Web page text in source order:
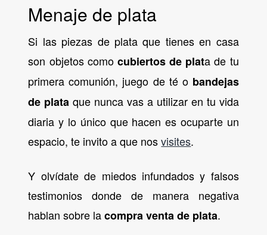
Menaje de plata
Si las piezas de plata que tienes en casa
son objetos como cubiertos de plata de tu
primera comunión, juego de té obandejas
de plata que nunca vas a utilizar en tu vida
diaria y lo único que hacen es ocuparte un
espacio, te invito a que nosvisites.
Y olvídate de miedos infundados y falsos
testimonios donde de manera negativa
hablan sobre lacompra venta de plata.